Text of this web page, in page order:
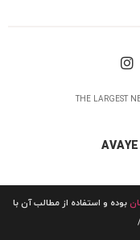
THE LARGEST
بوده و استفاده از مطالب آن با